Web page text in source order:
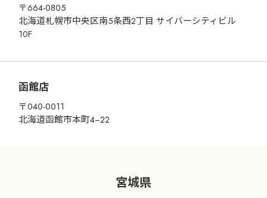
〒664-0805
北海道札幌市中央区南5条西2丁目 サイバーシティビル
10F
函館店
〒040-0011
北海道函館市本町4−22
宮城県